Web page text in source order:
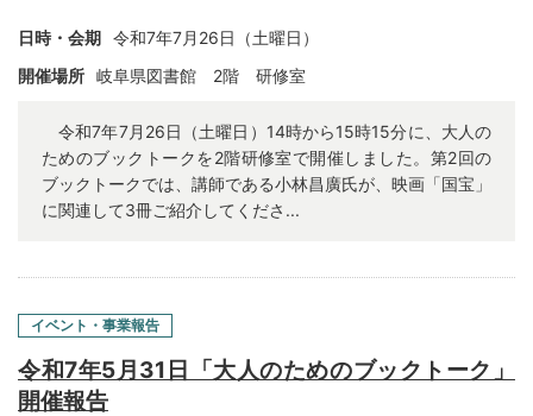
日時・会期 令和7年7月26日（土曜日）
開催場所 岐阜県図書館 2階 研修室
令和7年7月26日（土曜日）14時から15時15分に、大人の
ためのブックトークを2階研修室で開催しました。第2回の
ブックトークでは、講師である小林昌廣氏が、映画「国宝」
に関連して3冊ご紹介してくださ...
イベント・事業報告
令和7年5月31日「大人のためのブックトーク」
開催報告